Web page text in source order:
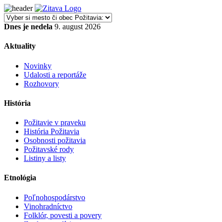
Dnes je nedela 9. august 2026
Aktuality
Novinky
Udalosti a reportáže
Rozhovory
História
Požitavie v praveku
História Požitavia
Osobnosti požitavia
Požitavské rody
Listiny a listy
Etnológia
Poľnohospodárstvo
Vinohradníctvo
Folklór, povesti a povery